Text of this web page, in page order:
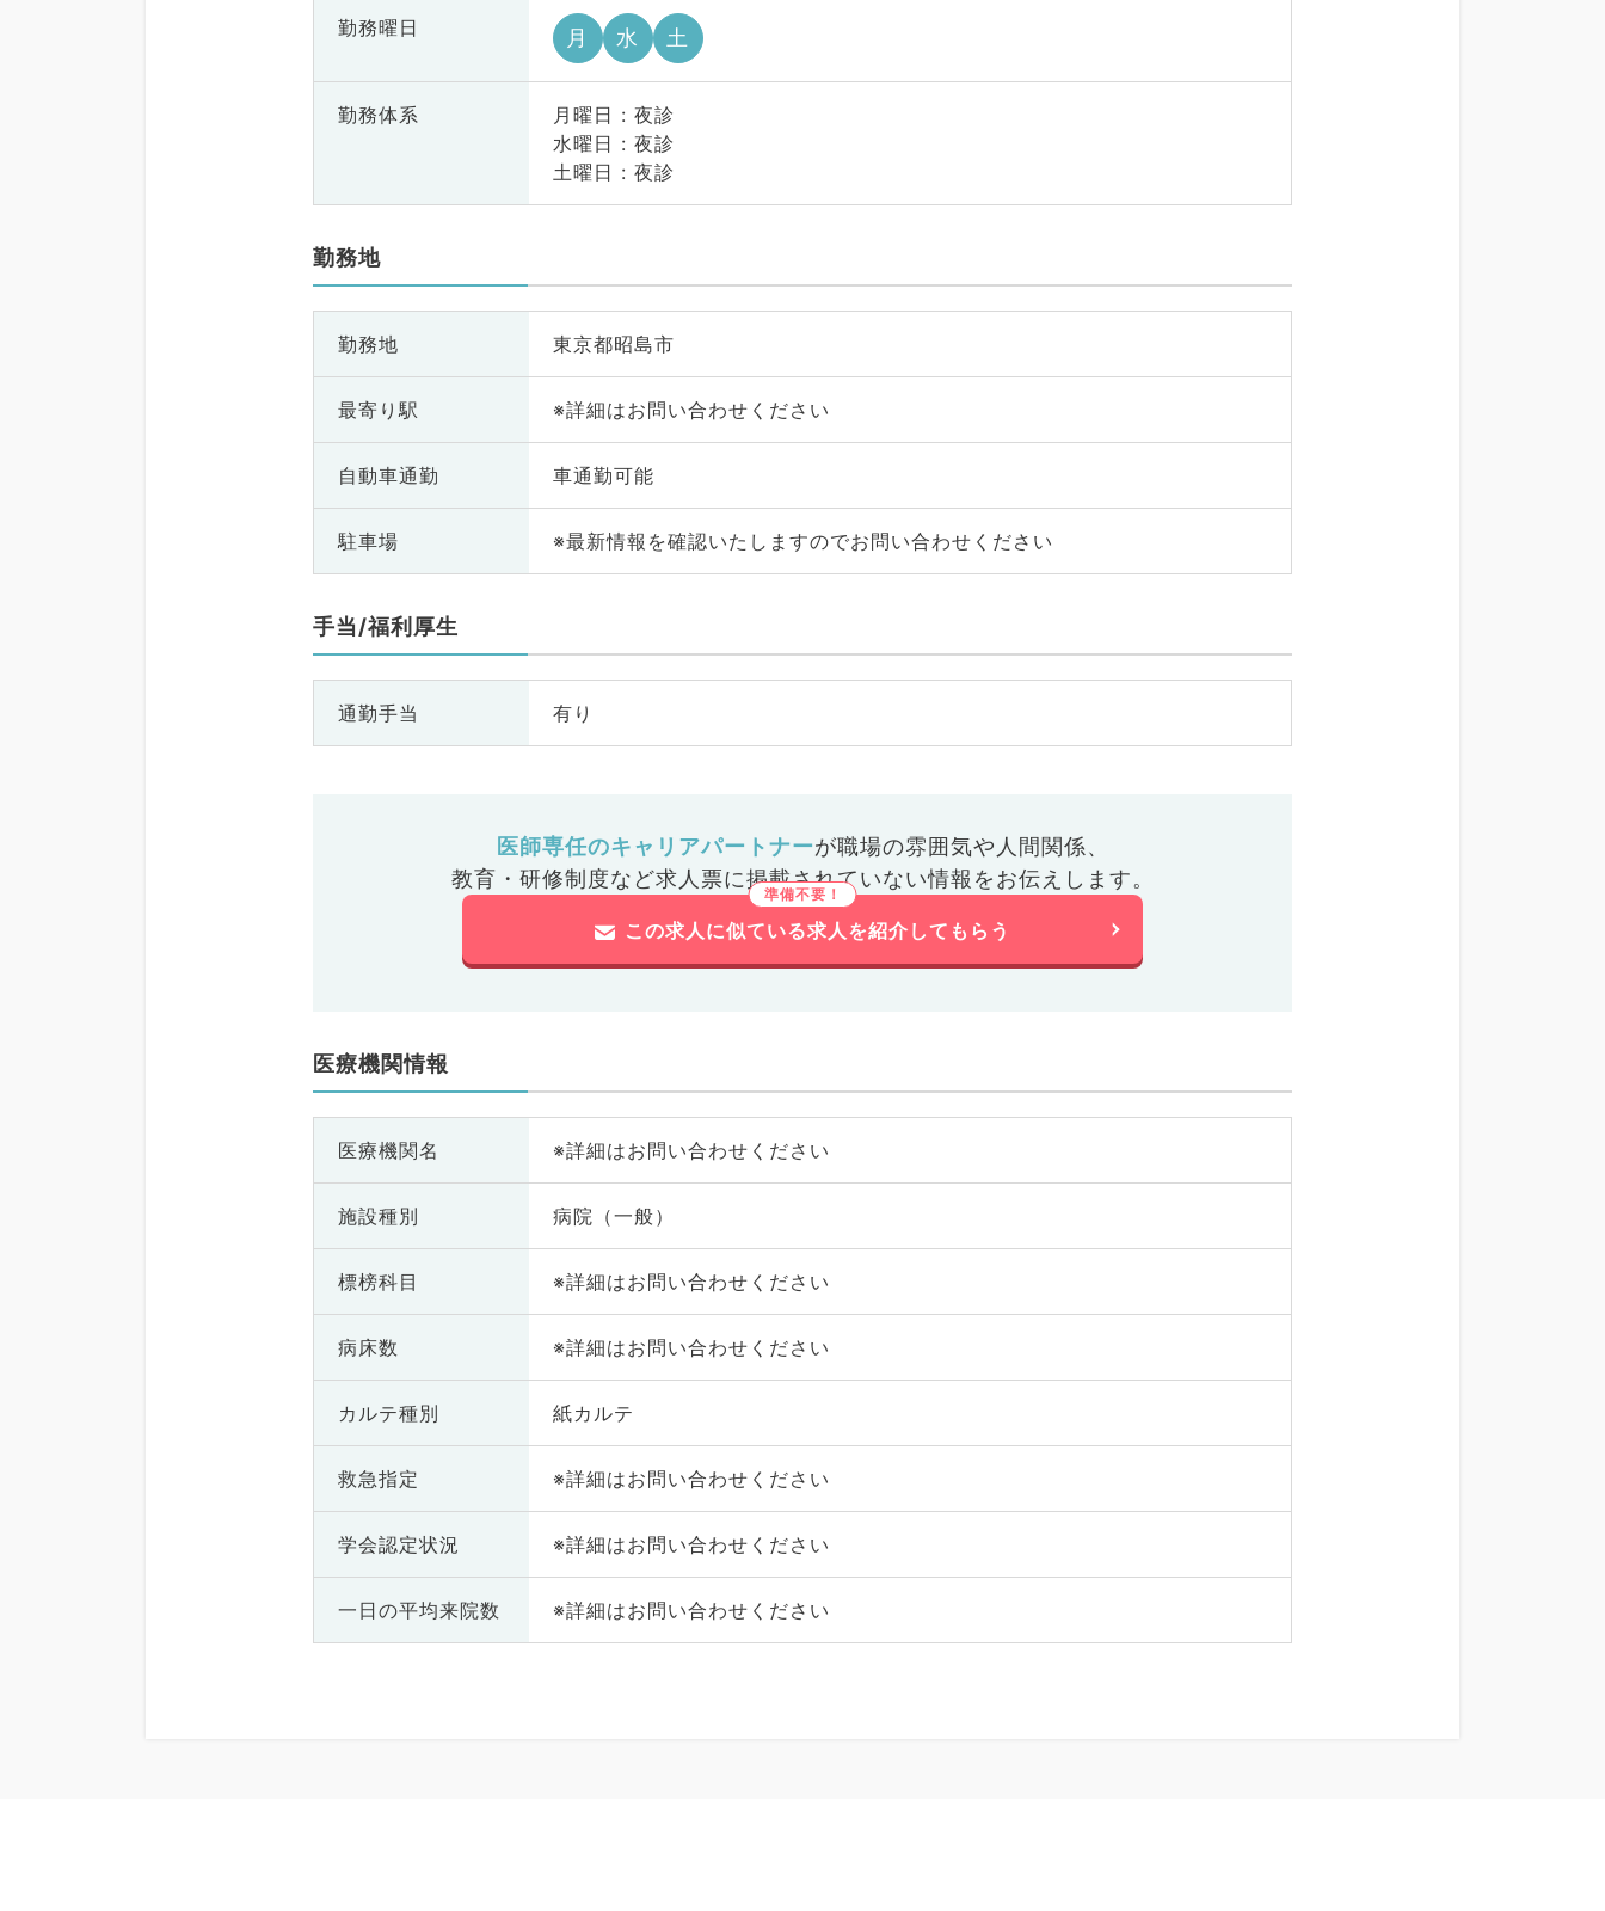
勤務曜日 月 水 土
勤務体系
月曜日 : 夜診
水曜日 : 夜診
土曜日 : 夜診
勤務地
勤務地 東京都昭島市
最寄り駅 ※詳細はお問い合わせください
自動車通勤 車通勤可能
駐車場 ※最新情報を確認いたしますのでお問い合わせください
手当/福利厚生
通勤手当 有り
医師専任のキャリアパートナーが職場の雰囲気や人間関係、
教育・研修制度など求人票に掲載されていない情報をお伝えします。
この求人に似ている求人を紹介してもらう
医療機関情報
医療機関名 ※詳細はお問い合わせください
施設種別 病院（一般）
標榜科目 ※詳細はお問い合わせください
病床数 ※詳細はお問い合わせください
カルテ種別 紙カルテ
救急指定 ※詳細はお問い合わせください
学会認定状況 ※詳細はお問い合わせください
一日の平均来院数 ※詳細はお問い合わせください